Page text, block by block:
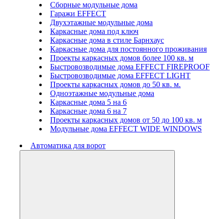
Сборные модульные дома
Гаражи EFFECT
Двухэтажные модульные дома
Каркасные дома под ключ
Каркасные дома в стиле Барнхаус
Каркасные дома для постоянного проживания
Проекты каркасных домов более 100 кв. м
Быстровозводимые дома EFFECT FIREPROOF
Быстровозводимые дома EFFECT LIGHT
Проекты каркасных домов до 50 кв. м.
Одноэтажные модульные дома
Каркасные дома 5 на 6
Каркасные дома 6 на 7
Проекты каркасных домов от 50 до 100 кв. м
Модульные дома EFFECT WIDE WINDOWS
Автоматика для ворот